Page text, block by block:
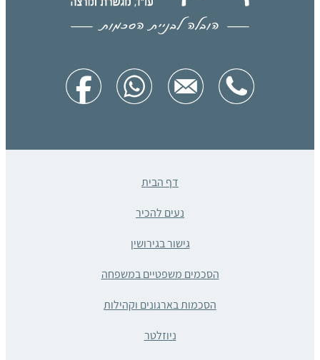
דף הבית
נעים להכיר
גישור בגירושין
הסכמים משפטיים במשפחה
הסכמות בארגונים וקהילות
ניוזלטר